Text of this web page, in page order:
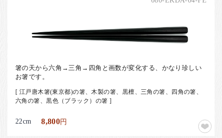
箸の天から六角→三角→四角と画数が変化する、かなり珍しい
お箸です。
[ 江戸唐木箸(東京都)の箸、木製の箸、黒檀、三角の箸、四角の箸、
六角の箸、黒色（ブラック）の箸 ]
22cm 8,800円